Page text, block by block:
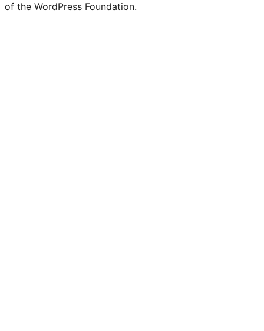
of the WordPress Foundation.